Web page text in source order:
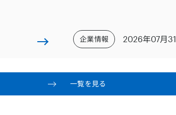
企業情報 2026年07月
一覧を見る